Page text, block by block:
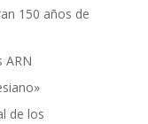
150 años de
ARN
de los